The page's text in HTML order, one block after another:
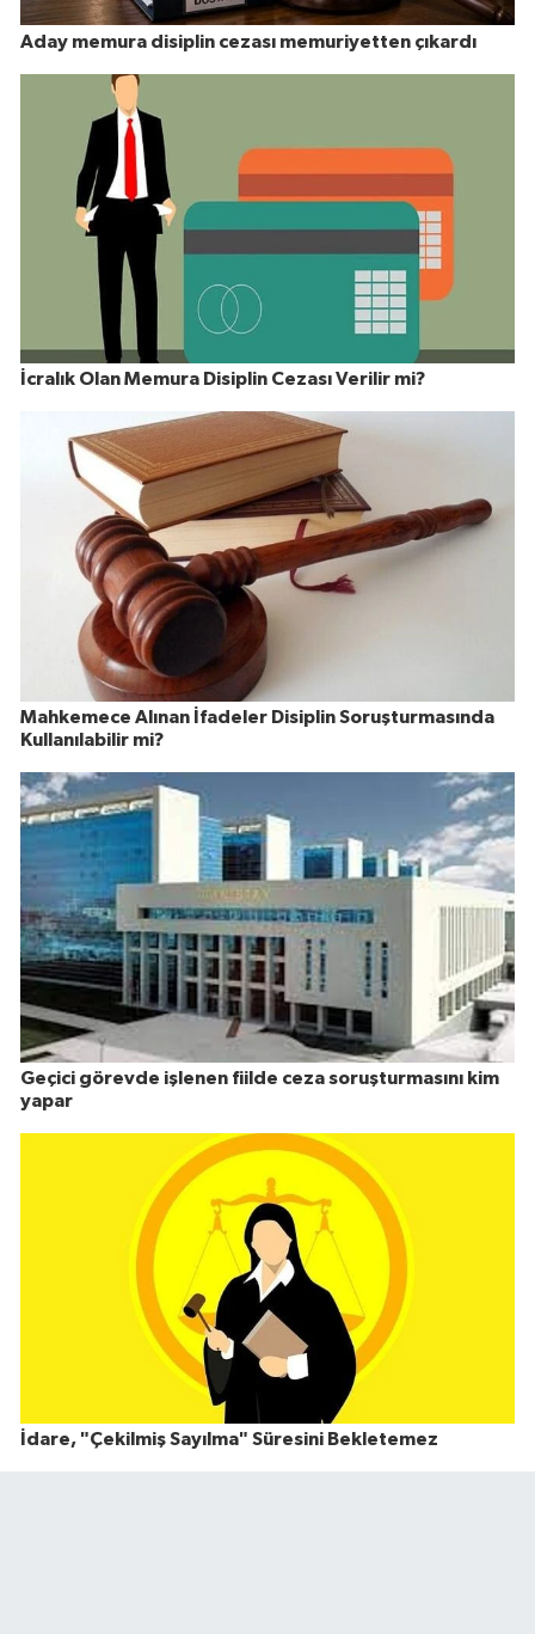
Aday memura disiplin cezası memuriyetten çıkardı
İcralık Olan Memura Disiplin Cezası Verilir mi?
Mahkemece Alınan İfadeler Disiplin Soruşturmasında
Kullanılabilir mi?
Geçici görevde işlenen fiilde ceza soruşturmasını kim
yapar
İdare, "Çekilmiş Sayılma" Süresini Bekletemez